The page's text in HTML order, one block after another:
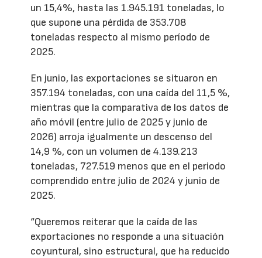
un 15,4%, hasta las 1.945.191 toneladas, lo
que supone una pérdida de 353.708
toneladas respecto al mismo período de
2025.
En junio, las exportaciones se situaron en
357.194 toneladas, con una caída del 11,5 %,
mientras que la comparativa de los datos de
año móvil (entre julio de 2025 y junio de
2026) arroja igualmente un descenso del
14,9 %, con un volumen de 4.139.213
toneladas, 727.519 menos que en el periodo
comprendido entre julio de 2024 y junio de
2025.
“Queremos reiterar que la caída de las
exportaciones no responde a una situación
coyuntural, sino estructural, que ha reducido